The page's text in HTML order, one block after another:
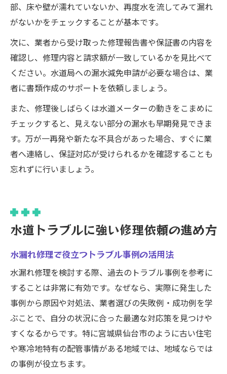
部、床や壁が濡れていないか、再度水を流してみて漏れ
がないかをチェックすることが基本です。
次に、業者から受け取った修理報告書や保証書の内容を
確認し、修理内容と請求額が一致しているかを見比べて
ください。水道局への漏水減免申請が必要な場合は、業
者に書類作成のサポートを依頼しましょう。
また、修理後しばらくは水道メーターの動きをこまめに
チェックすると、見えない部分の漏水も早期発見できま
す。万が一再発や新たな不具合があった場合、すぐに業
者へ連絡し、保証対応が受けられるかを確認することも
忘れずに行いましょう。
水道トラブルに強い修理依頼の進め方
水漏れ修理で役立つトラブル事例の活用法
水漏れ修理を検討する際、過去のトラブル事例を参考に
することは非常に有効です。なぜなら、実際に発生した
事例から原因や対処法、業者選びの失敗例・成功例を学
ぶことで、自分の状況に合った最適な対応策を見つけや
すくなるからです。特に宮城県仙台市のように古い住宅
や寒冷地特有の配管事情がある地域では、地域ならでは
の事例が役立ちます。